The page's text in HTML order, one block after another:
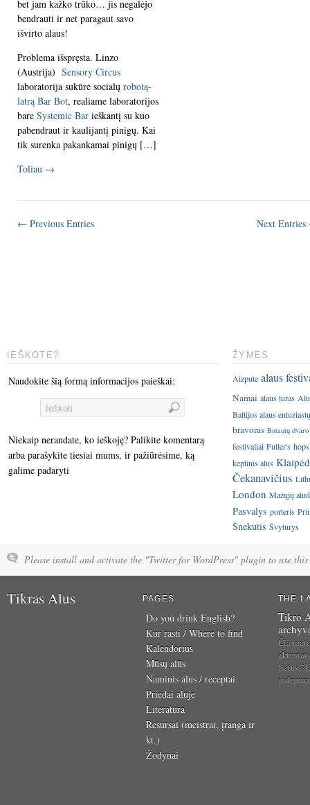
bet jam kažko trūko… jis negalėjo
bendrauti ir net paragaut savo
išvirto alaus!
Problema išspręsta. Linzo
(Austrija) Sensory Circus
laboratorija sukūrė socialų robotą-
latrą Bar Bot, realiame laboratorijos
bare Systemic Bar ieškantį su kuo
pabendraut ir kaulijantį pinigų. Kai
tik surenka pakankamai pinigų […]
Toliau →
← Previous Entries Next
IEŠKOTE?
Naudokite šią formą informacijos paieškai:
Niekaip nerandate, ko ieškoję? Palikite komentarą
arba parašykite tiesiai mums, ir pažiūrėsime, ką
galime padaryti
ŽYMĖS
Aizpute alaus
Namai alaus turas
Baltijos alaus
bravoras Butautų dvaro
festivaliai Fuller's hops
keptinis alus
Čekanavičius
London Mažųjų
Pasvalys porteris
Šnekutis Švyturys
Please install and activate the "Twitter for WordPress" plugin to use this
Tikras Alus PAGES
Do you drink English?
Kur rasti / Where to find
Kalendorius
Mūsų alūs
Naminis alus / receptai
Priedai aluje
Literatūra
Resursai (meistrai, įranga ir
kt.)
Žodynai
THE
Tikro
Čia
aktyviai